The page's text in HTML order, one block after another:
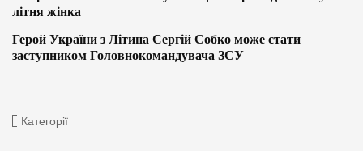
літня жінка
Герой України з Літина Сергій Собко може стати
заступником Головнокомандувача ЗСУ
Категорії